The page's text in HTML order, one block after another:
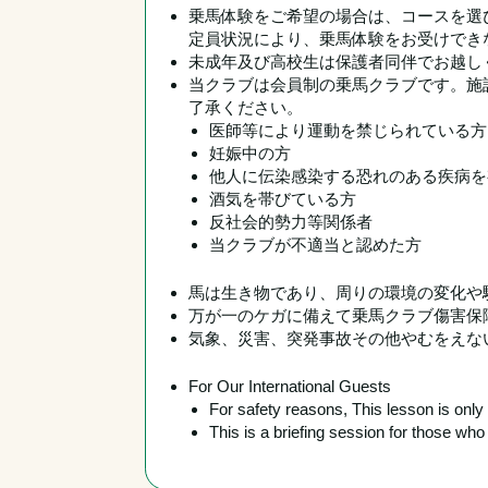
乗馬体験をご希望の場合は、コースを
定員状況により、乗馬体験をお受けで
未成年及び高校生は保護者同伴でお越
当クラブは会員制の乗馬クラブです。
了承ください。
医師等により運動を禁じられている方
妊娠中の方
他人に伝染感染する恐れのある疾病
酒気を帯びている方
反社会的勢力等関係者
当クラブが不適当と認めた方
馬は生き物であり、周りの環境の変化
万が一のケガに備えて乗馬クラブ傷害
気象、災害、突発事故その他やむをえ
For Our International Guests
For safety reasons, This lesson is
This is a briefing session for those